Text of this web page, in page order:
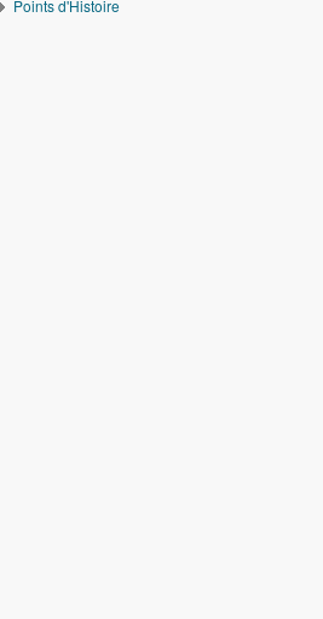
Points d'Histoire